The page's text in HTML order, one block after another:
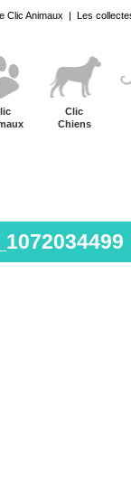
Clic Animaux | Les
Clic
Chiens